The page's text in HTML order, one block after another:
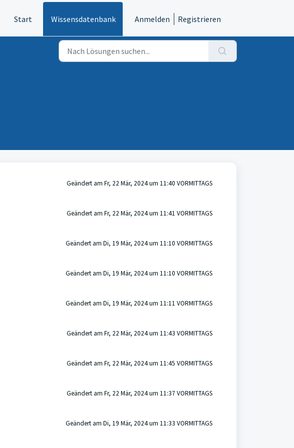
Start Wissensdatenbank Anmelden Registrieren
Geändert am Fr, 22 Mär, 2024 um 11:40 VORMITTAGS
Geändert am Fr, 22 Mär, 2024 um 11:41 VORMITTAGS
Geändert am Di, 19 Mär, 2024 um 11:10 VORMITTAGS
Geändert am Di, 19 Mär, 2024 um 11:10 VORMITTAGS
Geändert am Di, 19 Mär, 2024 um 11:11 VORMITTAGS
Geändert am Fr, 22 Mär, 2024 um 11:43 VORMITTAGS
Geändert am Fr, 22 Mär, 2024 um 11:45 VORMITTAGS
Geändert am Fr, 22 Mär, 2024 um 11:37 VORMITTAGS
Geändert am Di, 19 Mär, 2024 um 11:33 VORMITTAGS